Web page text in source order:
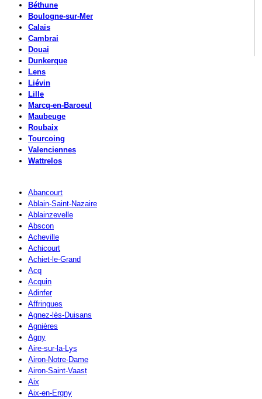
Béthune
Boulogne-sur-Mer
Calais
Cambrai
Douai
Dunkerque
Lens
Liévin
Lille
Marcq-en-Baroeul
Maubeuge
Roubaix
Tourcoing
Valenciennes
Wattrelos
Abancourt
Ablain-Saint-Nazaire
Ablainzevelle
Abscon
Acheville
Achicourt
Achiet-le-Grand
Acq
Acquin
Adinfer
Affringues
Agnez-lès-Duisans
Agnières
Agny
Aire-sur-la-Lys
Airon-Notre-Dame
Airon-Saint-Vaast
Aix
Aix-en-Ergny